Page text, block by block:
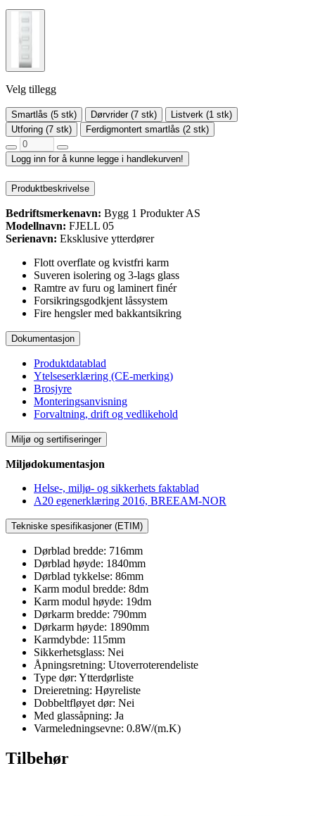
Velg tillegg
Smartlås (5 stk) Dørvrider (7 stk)
Listverk (1 stk)
Utforing (7 stk)
Ferdigmontert smartlås (2 stk)
Logg inn for å kunne legge i handlekurven!
Produktbeskrivelse
Bedriftsmerkenavn: Bygg 1 Produkter AS
Modellnavn: FJELL 05
Serienavn: Eksklusive ytterdører
Flott overflate og kvistfri karm
Suveren isolering og 3-lags glass
Ramtre av furu og laminert finér
Forsikringsgodkjent låssystem
Fire hengsler med bakkantsikring
Dokumentasjon
Produktdatablad
Ytelseserklæring (CE-merking)
Brosjyre
Monteringsanvisning
Forvaltning, drift og vedlikehold
Miljø og sertifiseringer
Miljødokumentasjon
Helse-, miljø- og sikkerhets faktablad
A20 egenerklæring 2016, BREEAM-NOR
Tekniske spesifikasjoner (ETIM)
Dørblad bredde: 716mm
Dørblad høyde: 1840mm
Dørblad tykkelse: 86mm
Karm modul bredde: 8dm
Karm modul høyde: 19dm
Dørkarm bredde: 790mm
Dørkarm høyde: 1890mm
Karmdybde: 115mm
Sikkerhetsglass: Nei
Åpningsretning: Utoverroterendeliste
Type dør: Ytterdørliste
Dreieretning: Høyreliste
Dobbeltfløyet dør: Nei
Med glassåpning: Ja
Varmeledningsevne: 0.8W/(m.K)
Tilbehør